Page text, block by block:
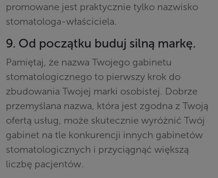
promowane jest praktycznie tylko nazwisko
stomatologa-właściciela.
9. Od początku buduj silną markę.
Pamiętaj, że nazwa Twojego gabinetu
stomatologicznego to pierwszy krok do
zbudowania Twojej marki osobistej. Dobrze
przemyślana nazwa, która jest zgodna z Twoją
ofertą usług, może skutecznie wyróżnić Twój
gabinet na tle konkurencji innych gabinetów
stomatologicznych i przyciągnąć większą
liczbę pacjentów.